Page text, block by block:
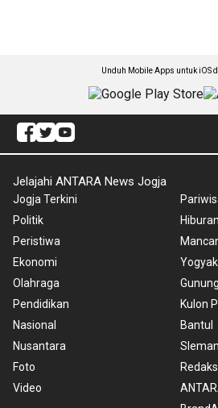
Unduh Mobile Apps untuk iOS
Jelajahi ANTARA News Jogja
Jogja Terkini
Politik
Peristiwa
Ekonomi
Olahraga
Pendidikan
Nasional
Nusantara
Foto
Video
Hiburan
Kulon
Bantul
Sleman